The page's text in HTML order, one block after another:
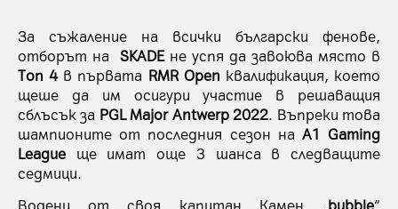
За съжаление на всички български фенове,
отборът на SKADEне успя да завоюва място в
Tоп 4в първата RMR Open квалификация, което
щеше да им осигури участие в решаващия
сблъсък за PGL Major Antwerp 2022. Въпреки това
шампионите от последния сезон нa A1 Gaming
League ще имат още 3 шанса в следващите
седмици.
Водени от своя капитан Камен „bubble“